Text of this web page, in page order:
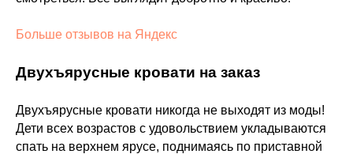
Больше отзывов на Яндекс
Двухъярусные кровати на заказ
Двухъярусные кровати никогда не выходят из моды!
Дети всех возрастов с удовольствием укладываются
спать на верхнем ярусе, поднимаясь по приставной